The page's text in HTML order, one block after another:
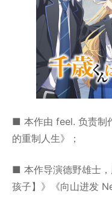
■ 本作由 feel. 负责制
的重制人生》；
■ 本作导演德野雄士
孩子】》《向山进发